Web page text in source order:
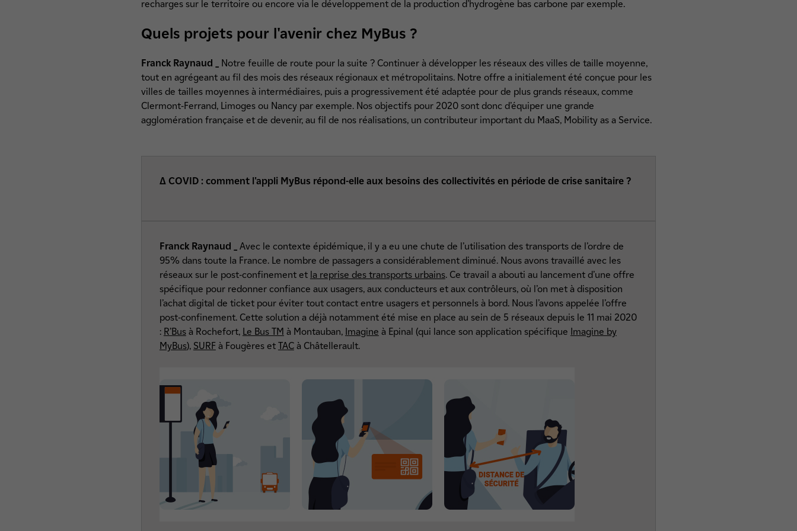
recharges sur le territoire ou encore via le développement de la production d’hydrogène bas carbone par exemple.
Quels projets pour l'avenir chez MyBus ?
Franck Raynaud _
Notre feuille de route pour la suite ? Continuer à développer les réseaux des villes de taille moyenne,
tout en agrégeant au fil des mois des réseaux régionaux et métropolitains. Notre offre a initialement été conçue pour les
villes de tailles moyennes à intermédiaires, puis a progressivement été adaptée pour de plus grands réseaux, comme
Clermont-Ferrand, Limoges ou Nancy par exemple. Nos objectifs pour 2020 sont donc d’équiper une grande
agglomération française et de devenir, au fil de nos réalisations, un contributeur important du MaaS, Mobility as a Service.
Δ COVID : comment l'appli MyBus répond-elle aux besoins des collectivités en période de crise sanitaire ?
Franck Raynaud _
Avec le contexte épidémique, il y a eu une chute de l’utilisation des transports de l’ordre de
95% dans toute la France. Le nombre de passagers a considérablement diminué. Nous avons travaillé avec les
réseaux sur le post-confinement et la reprise des transports urbains. Ce travail a abouti au lancement d’une offre
spécifique pour redonner confiance aux usagers, aux conducteurs et aux contrôleurs, où l’on met à disposition
l’achat digital de ticket pour éviter tout contact entre usagers et personnels à bord. Nous l’avons appelée l’offre
post-confinement. Cette solution a déjà notamment été mise en place au sein de 5 réseaux depuis le 11 mai 2020
: R’Busà Rochefort, Le Bus TM à Montauban, Imagine à Epinal (qui lance son application spécifique Imagine by
MyBus), SURFà Fougères et TACà Châtellerault.